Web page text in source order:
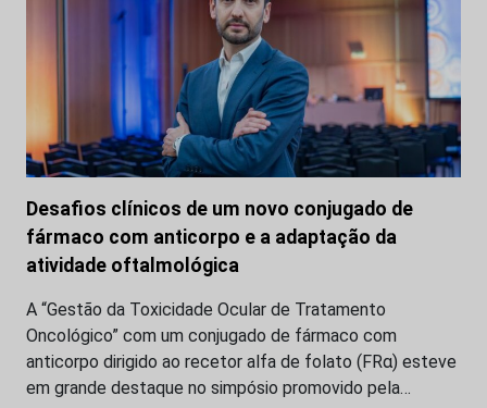
Desafios clínicos de um novo conjugado de
fármaco com anticorpo e a adaptação da
atividade oftalmológica
A “Gestão da Toxicidade Ocular de Tratamento
Oncológico” com um conjugado de fármaco com
anticorpo dirigido ao recetor alfa de folato (FRα) esteve
em grande destaque no simpósio promovido pela…